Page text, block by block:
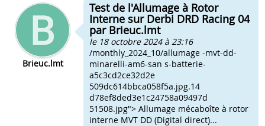
Brieuc.lmt
Test de l'Allumage à Rotor
Interne sur Derbi DRD Racing 04
par Brieuc.lmt
le 18 octobre 2024 à 23:16
/monthly_2024_10/allumage -mvt-dd-
minarelli-am6-san s-batterie-
a5c3cd2ce32d2e
509dc614bbca058f5a.jpg.14
d78ef8ded3e1c24758a09497d
51508.jpg"> Allumage mécaboîte à rotor
interne MVT DD (Digital direct)...